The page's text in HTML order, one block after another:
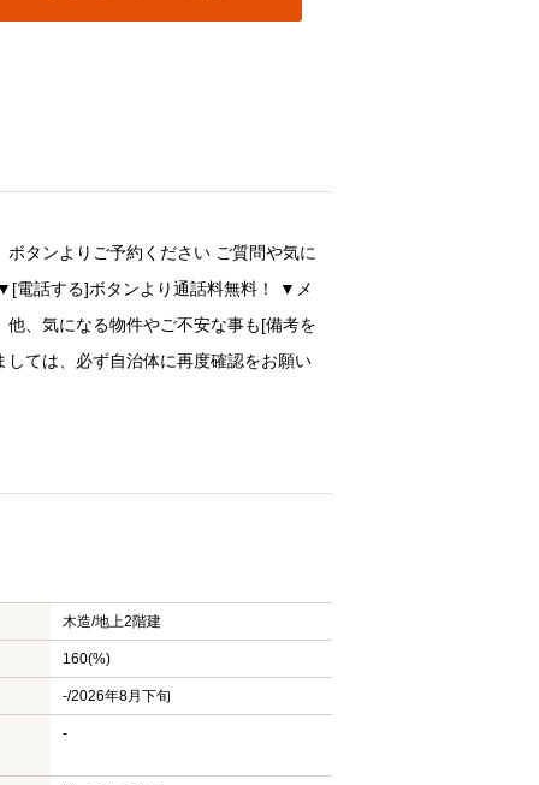
タンよりご予約ください ご質問や気に
電話する]ボタンより通話料無料！ ▼メ
、気になる物件やご不安な事も[備考を
ては、必ず自治体に再度確認をお願い
木造/地上2階建
160(%)
-/2026年8月下旬
-